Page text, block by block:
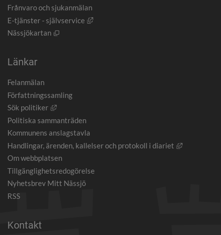
Frånvaro och sjukanmälan
E-tjänster - självservice
Länk till annan webbplats, öppnas i
Nässjökartan
Öppnas i nytt fönster.
Länkar
Felanmälan
Författningssamling
Sök politiker
Länk till annan webbplats, öppnas i nytt fönster.
Politiska sammanträden
Kommunens anslagstavla
Handlingar, ärenden, kallelser och protokoll i diariet
Länk till
Om webbplatsen
Tillgänglighetsredogörelse
Nyhetsbrev Mitt Nässjö
RSS
Kontakt